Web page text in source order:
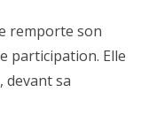
remporte son
participation. Elle
devant sa